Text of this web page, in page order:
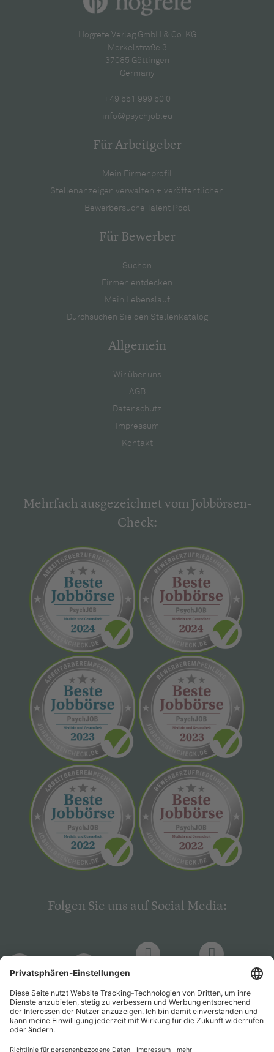
Hogrefe Verlag GmbH & Co. KG
Merkelstraße 3
37085 Göttingen
Germany
+49 551 999 50 0
info@psychjob.eu
Für Arbeitgeber
Mein Firmenprofil
Stellenanzeigen verwalten + veröffentlichen
Bewerbersuche Talent Pool
Für Bewerber
Suchen
Firmen entdecken
Mein Lebenslauf
Durchsuchen Sie den Stellenkatalog
Allgemein
Wir über uns
AGB
Datenschutz
Impressum
Kontakt
Mehrfach ausgezeichnet vom Jobbörsen-
Check:
Folgen Sie uns auf Social Media:
PsychJOB PsychJOB
Hogrefe
Verlag
Hogrefe
Verlag